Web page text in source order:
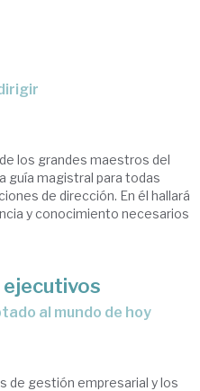
los grandes maestros del
guía magistral para todas
de dirección. En él hallará
y conocimiento necesarios
ejecutivos
al mundo de hoy
de gestión empresarial y los